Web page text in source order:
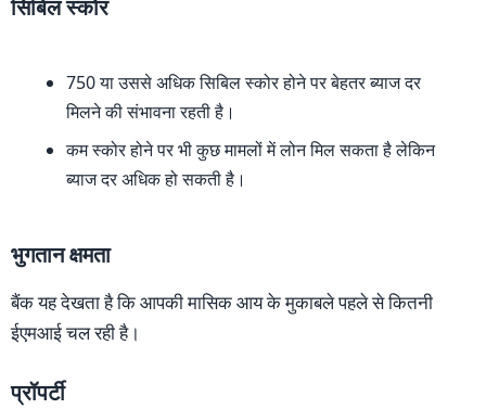
सिबिल स्कोर
750 या उससे अधिक सिबिल स्कोर होने पर बेहतर ब्याज दर
मिलने की संभावना रहती है।
कम स्कोर होने पर भी कुछ मामलों में लोन मिल सकता है लेकिन
ब्याज दर अधिक हो सकती है।
भुगतान क्षमता
बैंक यह देखता है कि आपकी मासिक आय के मुकाबले पहले से कितनी
ईएमआई चल रही है।
प्रॉपर्टी